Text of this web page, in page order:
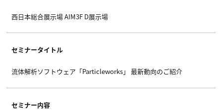
西日本総合展示場 AIM3F D展示場
セミナータイトル
流体解析ソフトウェア「Particleworks」 最新動向のご紹介
セミナー内容